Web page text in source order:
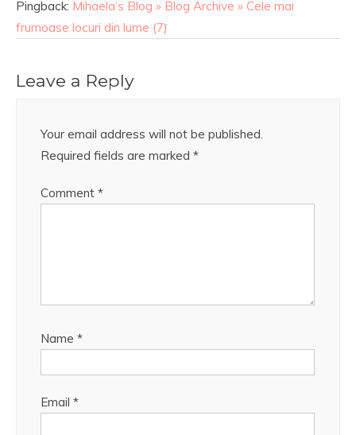
Pingback: Mihaela’s Blog » Blog Archive » Cele mai
frumoase locuri din lume (7)
Leave a Reply
Your email address will not be published.
Required fields are marked *
Comment *
Name *
Email *